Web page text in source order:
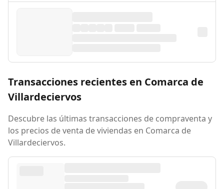
Transacciones recientes en Comarca de
Villardeciervos
Descubre las últimas transacciones de compraventa y
los precios de venta de viviendas en Comarca de
Villardeciervos.